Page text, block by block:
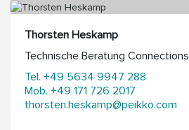
Thorsten Heskamp
Technische Beratung Connections
Tel. +49 5634 9947 288
Mob. +49 171 726 2017
thorsten.heskamp@peikko.com